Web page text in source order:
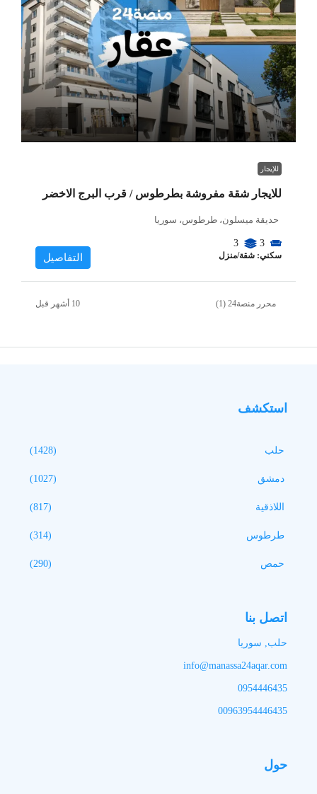
للإيجار
للايجار شقة مفروشة بطرطوس / قرب البرج الاخضر
حديقة ميسلون، طرطوس، سوريا
3
3
سكني: شقة/منزل التفاصيل
محرر منصة24 (1)
استكشف
حلب (1428)
دمشق (1027)
اللاذقية (817)
طرطوس (314)
حمص (290)
اتصل بنا
حلب, سوريا
info@manassa24aqar.com
0954446435
00963954446435
حول